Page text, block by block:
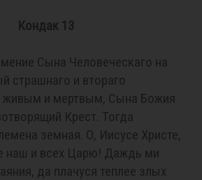
Кондак 13
Сына Человеческаго на
страшнаго и втораго
живым и мертвым, Сына Божия
Крест. Тогда
земная. О, Иисусе Христе,
наш и всех Царю! Даждь ми
да плачуся теплее злых